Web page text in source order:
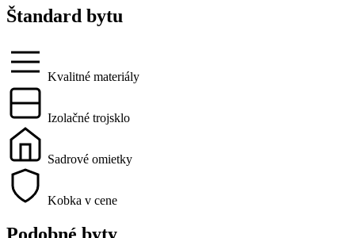
Štandard bytu
Kvalitné materiály
Izolačné trojsklo
Sadrové omietky
Kobka v cene